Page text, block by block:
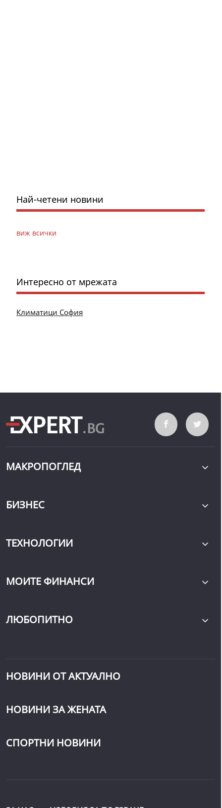
Най-четени новини
виж всички
Интересно от мрежата
Климатици София
МАКРОПОГЛЕД
БИЗНЕС
ТЕХНОЛОГИИ
МОИТЕ ФИНАНСИ
ЛЮБОПИТНО
НОВИНИ ОТ АКТУАЛНО
НОВИНИ ЗА ЖЕНАТА
СПОРТНИ НОВИНИ